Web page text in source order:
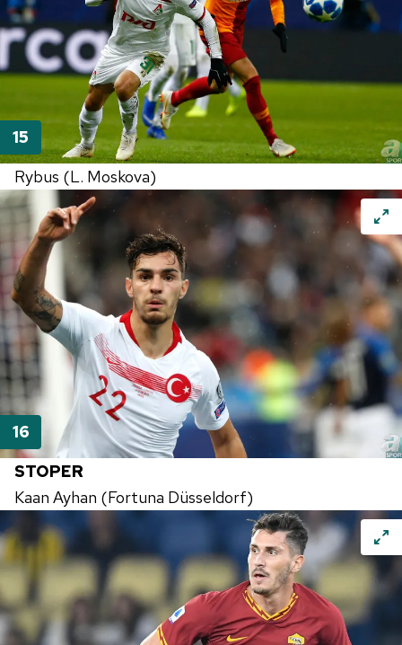
Rybus (L. Moskova)
STOPER
Kaan Ayhan (Fortuna Düsseldorf)